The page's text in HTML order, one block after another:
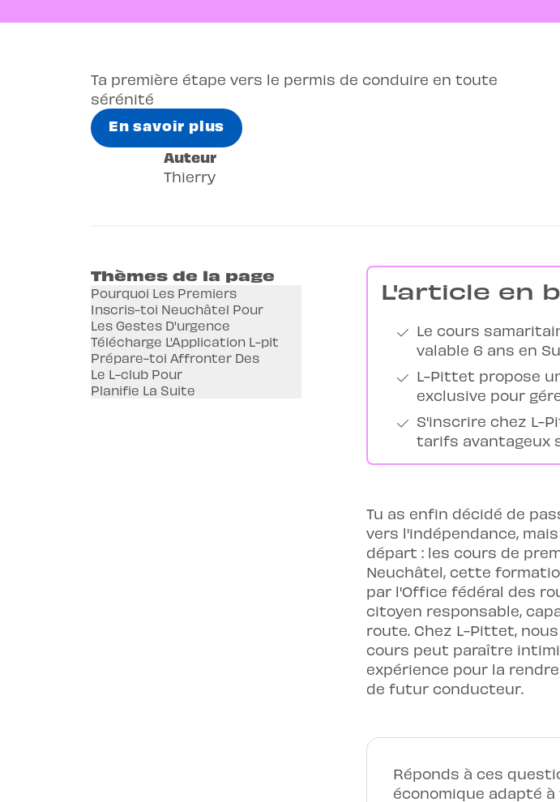
Ta première étape vers le permis de conduire en toute
sérénité
En savoir plus
Auteur
Thierry
Thèmes de la page
Pourquoi Les Premiers
Inscris-toi Neuchâtel Pour
Les Gestes D'urgence
Télécharge L'Application L-pit
Prépare-toi Affronter Des
Le L-club Pour
Planifie La Suite
L'article en
Le cours
valable 6 ans en
L-Pittet propose
exclusive pour
S'inscrire chez L-
tarifs avantageux
Tu as enfin décidé de
vers l'indépendance,
départ : les cours de
Neuchâtel, cette
par l'Office fédéral des
citoyen responsable,
route. Chez L-Pittet,
cours peut paraître
expérience pour la
de futur conducteur.
Réponds à ces
économique adapté